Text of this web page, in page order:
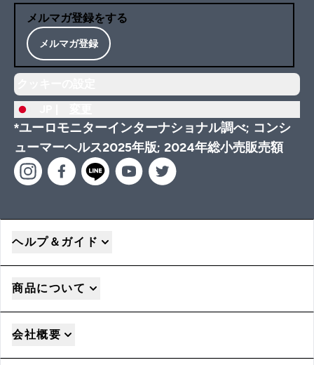
メルマガ登録をする
メルマガ登録
*ユーロモニターインターナショナル調べ; コンシ
ューマーヘルス2025年版; 2024年総小売販売額
ヘルプ＆ガイド
商品について
会社概要